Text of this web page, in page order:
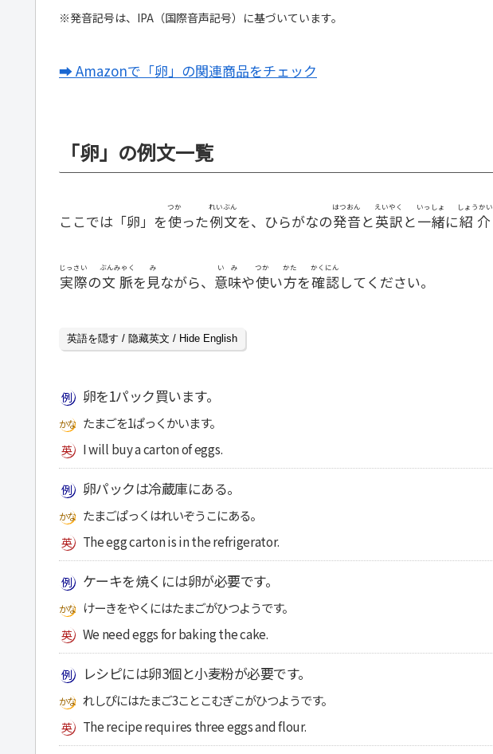
※発音記号は、IPA（国際音声記号）に基づいています。
➡ Amazonで「卵」の関連商品をチェック
「卵」の例文一覧
ここでは「卵」を使
つか
った例文
れいぶん
を、ひらがなの発音
はつおん
と英訳
えいやく
と一緒
いっしょ
に紹介
しょうかい
実際
じっさい
の文脈
ぶんみゃく
を 見
み
ながら、 意味
いみ
や使
つか
い方
かた
を確認
かくにん
してください。
英語を隠す / 隐藏英文 / Hide English
卵を1パック買います。
たまごを1ぱっくかいます。
I will buy a carton of eggs.
卵パックは冷蔵庫にある。
たまごぱっくはれいぞうこにある。
The egg carton is in the refrigerator.
ケーキを焼くには卵が必要です。
けーきをやくにはたまごがひつようです。
We need eggs for baking the cake.
レシピには卵3個と小麦粉が必要です。
れしぴにはたまご3ことこむぎこがひつようです。
The recipe requires three eggs and flour.